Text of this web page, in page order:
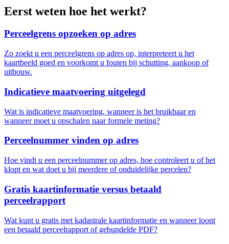
Eerst weten hoe het werkt?
Perceelgrens opzoeken op adres
Zo zoekt u een perceelgrens op adres op, interpreteert u het
kaartbeeld goed en voorkomt u fouten bij schutting, aankoop of
uitbouw.
Indicatieve maatvoering uitgelegd
Wat is indicatieve maatvoering, wanneer is het bruikbaar en
wanneer moet u opschalen naar formele meting?
Perceelnummer vinden op adres
Hoe vindt u een perceelnummer op adres, hoe controleert u of het
klopt en wat doet u bij meerdere of onduidelijke percelen?
Gratis kaartinformatie versus betaald
perceelrapport
Wat kunt u gratis met kadastrale kaartinformatie en wanneer loont
een betaald perceelrapport of gebundelde PDF?